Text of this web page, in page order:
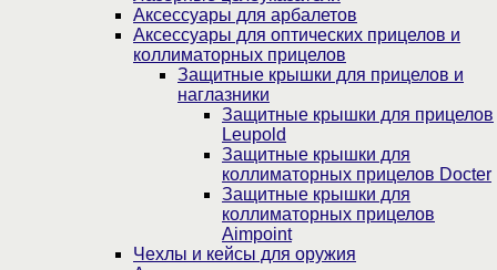
Аксессуары для арбалетов
Аксессуары для оптических прицелов и
коллиматорных прицелов
Защитные крышки для прицелов и
наглазники
Защитные крышки для прицелов
Leupold
Защитные крышки для
коллиматорных прицелов Docter
Защитные крышки для
коллиматорных прицелов
Aimpoint
Чехлы и кейсы для оружия